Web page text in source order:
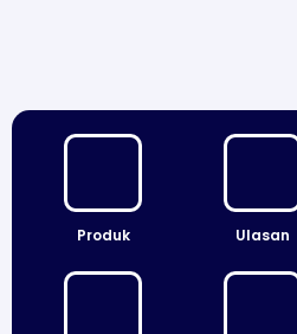
Produk Ulasan